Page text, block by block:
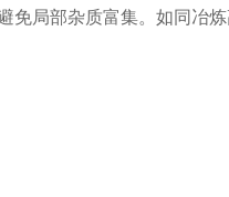
免局部杂质富集。如同冶